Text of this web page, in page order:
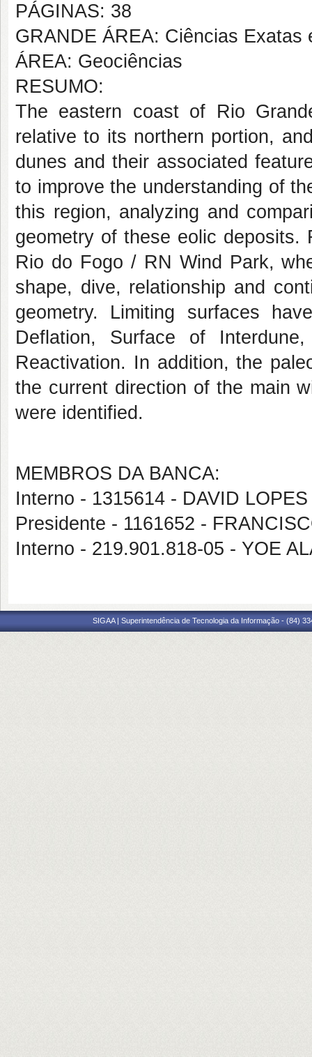
PÁGINAS: 38
GRANDE ÁREA: Ciências Exatas
ÁREA: Geociências
RESUMO:
The eastern coast of Rio
relative to its northern portion,
dunes and their associated
to improve the understanding of
this region, analyzing and
geometry of these eolic
Rio do Fogo / RN Wind Park,
shape, dive, relationship and
geometry. Limiting surfaces
Deflation, Surface of
Reactivation. In addition, the
the current direction of the main
were identified.
MEMBROS DA BANCA:
Interno - 1315614 - DAVID
Presidente - 1161652 -
Interno - 219.901.818-05 - YOE
SIGAA | Superintendência de Tecnologia da Informação - (84)